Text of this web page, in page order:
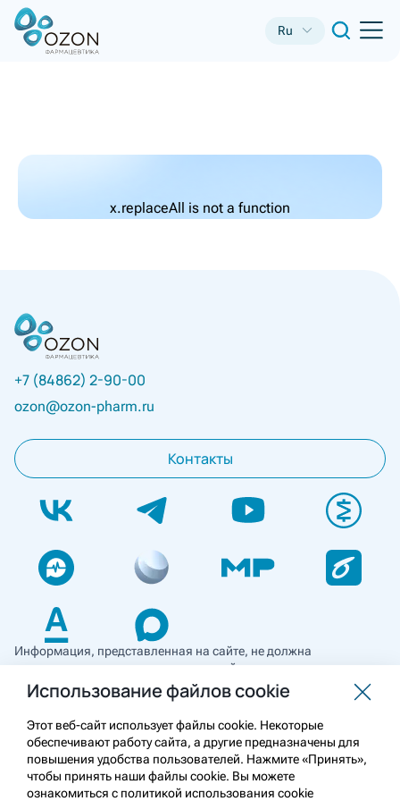
Ru
x.replaceAll is not a function
+7 (84862) 2-90-00
ozon@ozon-pharm.ru
Контакты
Информация, представленная на сайте, не должна
использоваться для самостоятельной диагностики и лечения
и не может служить заменой очной консультации врача. Перед
применением необходимо ознакомиться
с противопоказаниями препарата. Информация
о лекарственных средствах рецептурного отпуска
предназначена для медицинских и фармацевтических
работников.
Использование файлов cookie
Этот веб-сайт использует файлы cookie. Некоторые
обеспечивают работу сайта, а другие предназначены для
повышения удобства пользователей. Нажмите «Принять»,
чтобы принять наши файлы cookie. Вы можете
ознакомиться с политикой использования cookie